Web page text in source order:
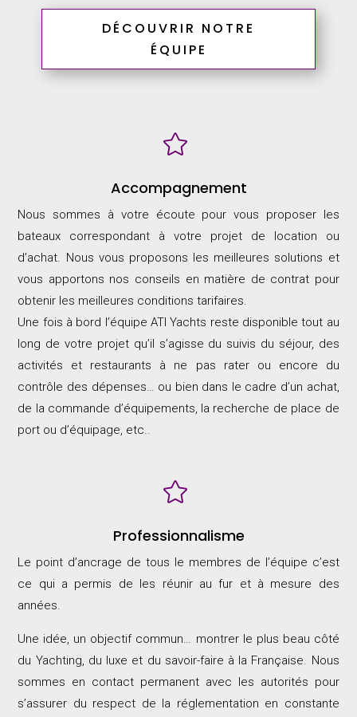
DÉCOUVRIR NOTRE
ÉQUIPE

Accompagnement
Nous sommes à votre écoute pour vous proposer les
bateaux correspondant à votre projet de location ou
d’achat. Nous vous proposons les meilleures solutions et
vous apportons nos conseils en matière de contrat pour
obtenir les meilleures conditions tarifaires.
Une fois à bord l’équipe ATI Yachts reste disponible tout au
long de votre projet qu’il s’agisse du suivis du séjour, des
activités et restaurants à ne pas rater ou encore du
contrôle des dépenses… ou bien dans le cadre d’un achat,
de la commande d’équipements, la recherche de place de
port ou d’équipage, etc..

Professionnalisme
Le point d’ancrage de tous le membres de l’équipe c’est
ce qui a permis de les réunir au fur et à mesure des
années.
Une idée, un objectif commun… montrer le plus beau côté
du Yachting, du luxe et du savoir-faire à la Française. Nous
sommes en contact permanent avec les autorités pour
s’assurer du respect de la réglementation en constante